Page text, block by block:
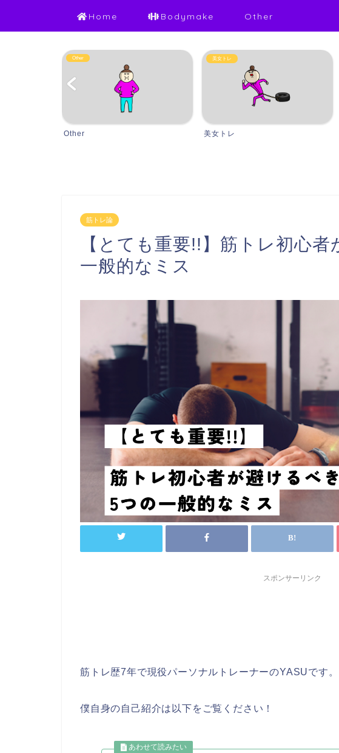
Home Bodymake Other
Other
Other
美女トレ
美女トレ
筋トレ論
【とても重要!!】筋トレ初心
一般的なミス
スポンサーリンク
筋トレ歴7年で現役パーソナルトレーナーのYASUです。
僕自身の自己紹介は以下をご覧ください！